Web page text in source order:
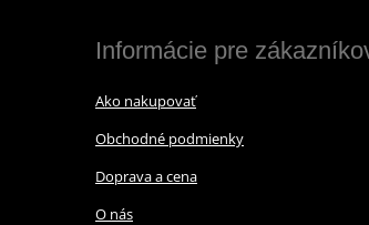
Informácie pre
Ako nakupovať
Obchodné podmienky
Doprava a cena
O nás